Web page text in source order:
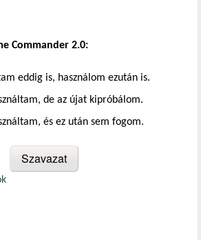
Commander 2.0:
eddig is, használom ezután is.
de az újat kipróbálom.
és ez után sem fogom.